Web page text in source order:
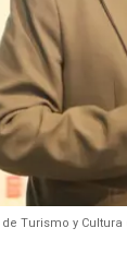
Turismo y